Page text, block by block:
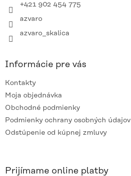
+421 902 454 775
azvaro
azvaro_skalica
Informácie pre vás
Kontakty
Moja objednávka
Obchodné podmienky
Podmienky ochrany osobných údajov
Odstúpenie od kúpnej zmluvy
Prijímame online platby